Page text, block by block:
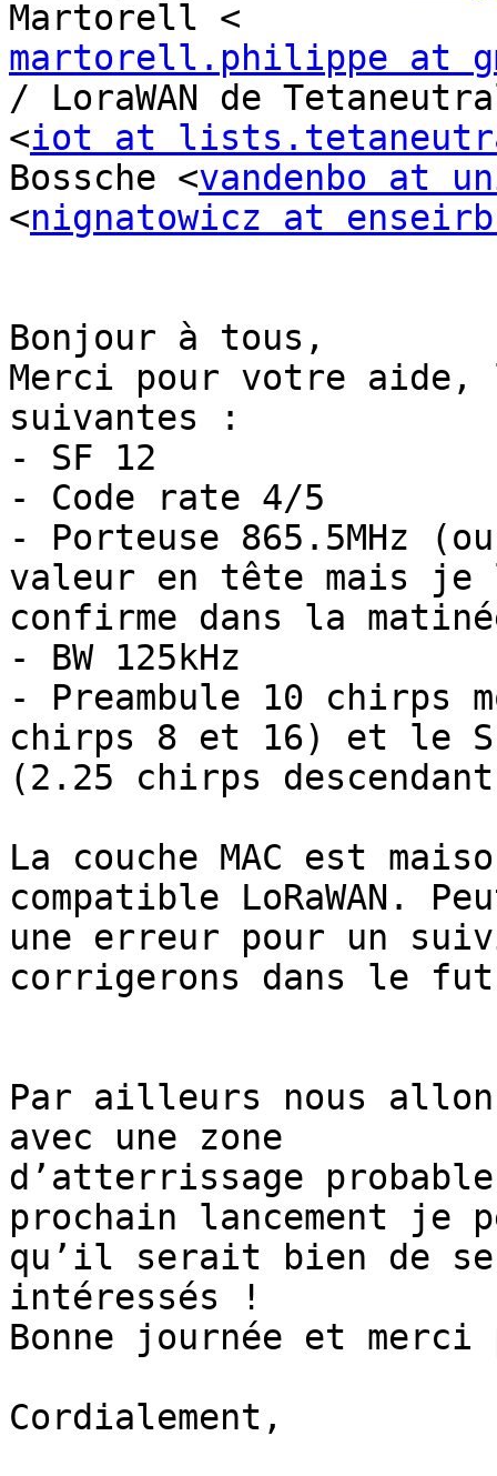
martorell.philippe at
/ LoraWAN de
<iot at
Bossche <vandenbo at
<nignatowicz at
Bonjour à tous,
Merci pour votre
suivantes :
- SF 12
- Code rate 4/5
- Porteuse 865.5MHz
valeur en tête mais je
confirme dans la
- BW 125kHz
- Preambule 10 chirps
chirps 8 et 16) et le
(2.25 chirps
La couche MAC est
compatible LoRaWAN.
une erreur pour un
corrigerons dans le
Par ailleurs nous
avec une zone
d’atterrissage
prochain lancement je
qu’il serait bien de se
intéressés !
Bonne journée et
Cordialement,